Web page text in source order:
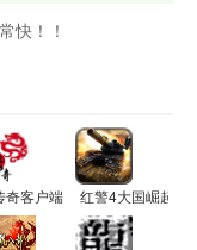
快！！
奇客户端 红警4大国崛起